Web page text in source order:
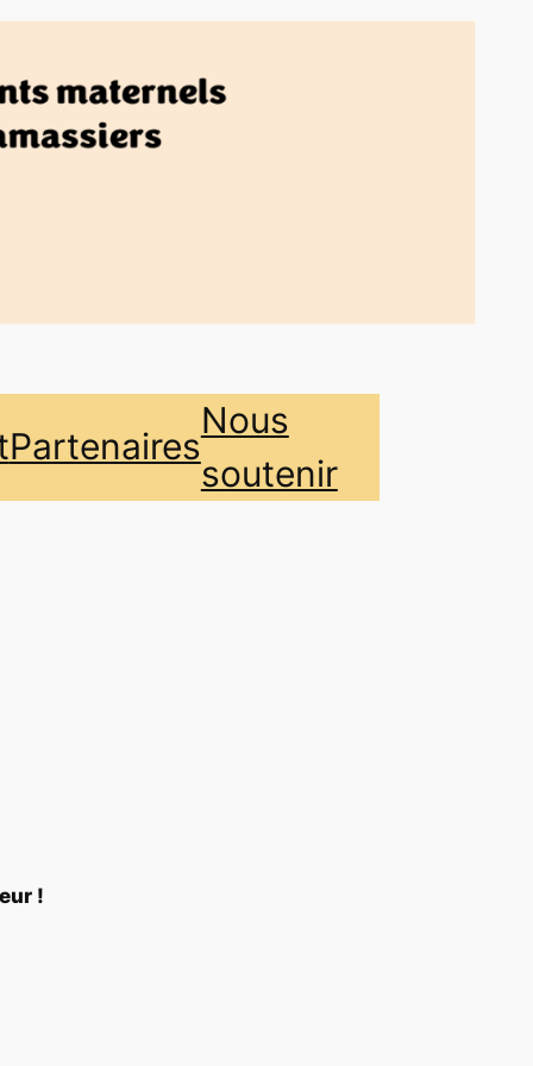
Partenaires
Nous
soutenir
!